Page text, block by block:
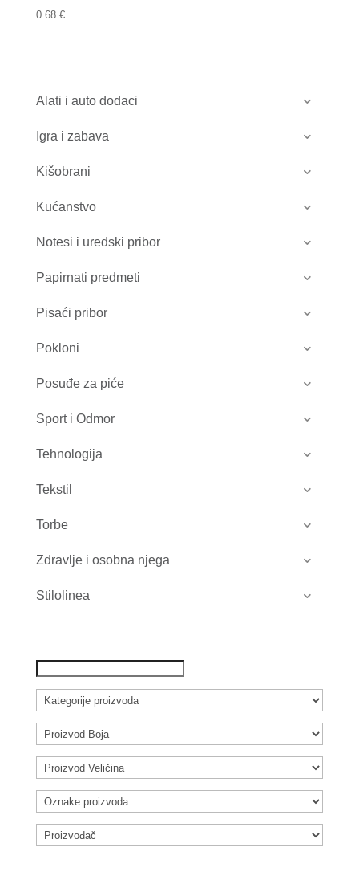
Alati i auto dodaci
Igra i zabava
Kišobrani
Kućanstvo
Notesi i uredski pribor
Papirnati predmeti
Pisaći pribor
Pokloni
Posuđe za piće
Sport i Odmor
Tehnologija
Tekstil
Torbe
Zdravlje i osobna njega
Stilolinea
0.68 €